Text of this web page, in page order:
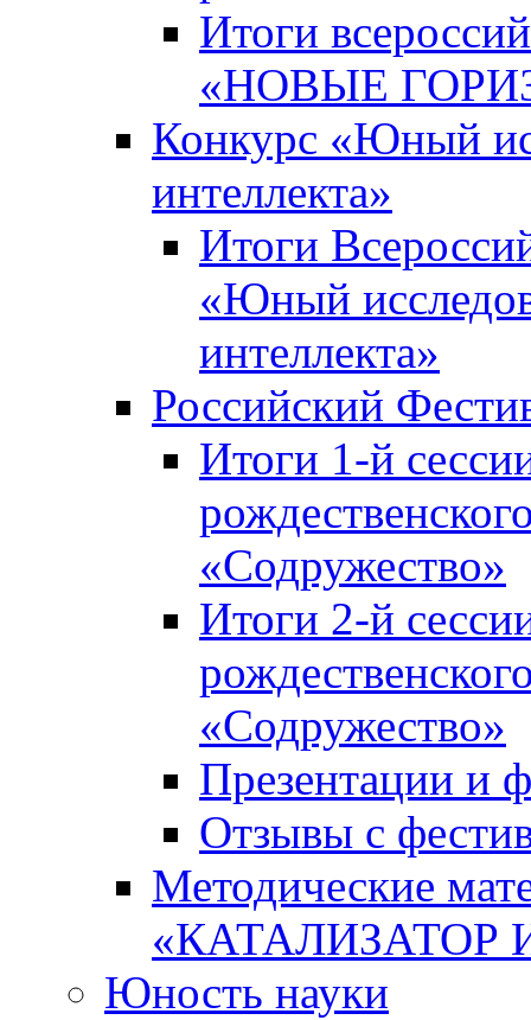
Итоги
«НОВЫЕ
Конкурс «Юный
интеллекта»
Итоги
«Юный
интеллекта»
Российский
Итоги 1-й
«Содружество»
Итоги 2-й
«Содружество»
Презентации и
Отзывы с
Методические
«КАТАЛИЗАТОР
Юность науки